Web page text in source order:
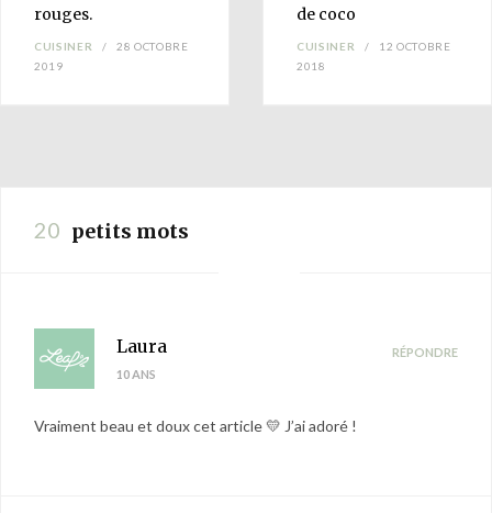
rouges.
CUISINER
28 OCTOBRE
2019
de coco
CUISINER
12 OCTOBRE
2018
20 petits mots
Laura
10 ANS
RÉPONDRE
Vraiment beau et doux cet article 💛 J’ai adoré !